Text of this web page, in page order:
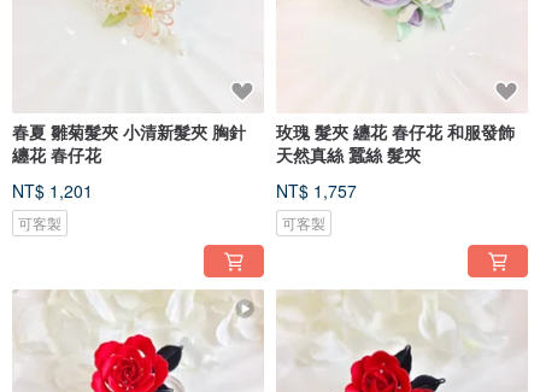
春夏 雛菊髮夾 小清新髮夾 胸針
纏花 春仔花
NT$ 1,201
可客製
玫瑰 髮夾 纏花 春仔花 和服發飾
天然真絲 蠶絲 髮夾
NT$ 1,757
可客製